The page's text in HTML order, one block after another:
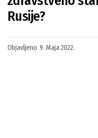
Rusije?
Objavljeno 9. Maja 2022.